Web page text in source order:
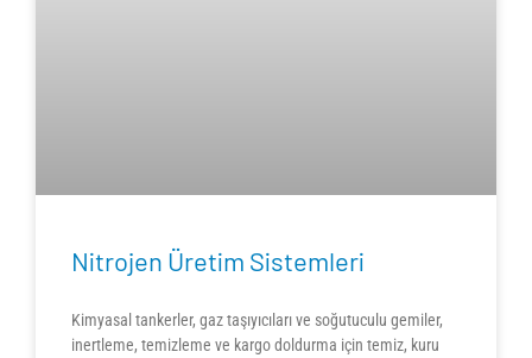
Nitrojen Üretim Sistemleri
Kimyasal tankerler, gaz taşıyıcıları ve soğutuculu gemiler,
inertleme, temizleme ve kargo doldurma için temiz, kuru